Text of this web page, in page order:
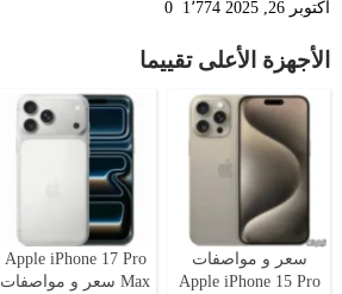
أكتوبر 26, 2025 1٬774
الأجهزة الأعلى تقييما
سعر و مواصفات
Apple iPhone 15 Pro
Apple iPhone 17 Pro
Max سعر و مواصفات